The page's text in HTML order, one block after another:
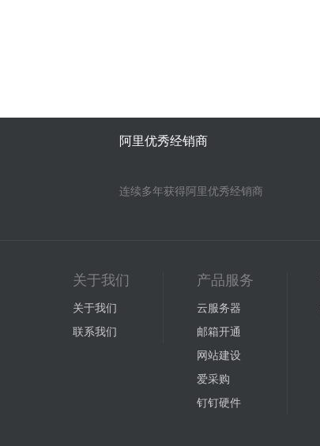
阿里优秀经销商
连续多年获得阿里优秀经销商
关于我们
关于我们
联系我们
产品服务
云服务器
邮箱开通
网站建设
爱采购
钉钉硬件